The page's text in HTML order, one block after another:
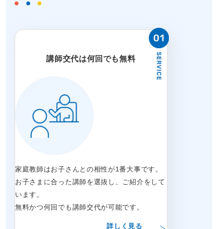
講師交代は何回でも無料
家庭教師はお子さんとの相性が1番大事です。
お子さまに合った講師を選抜し、ご紹介をして
います。
無料かつ何回でも講師交代が可能です。
詳しく見る